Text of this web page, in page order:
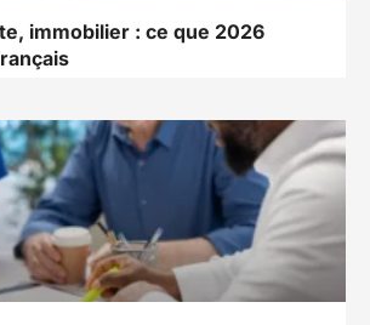
immobilier : ce que 2026